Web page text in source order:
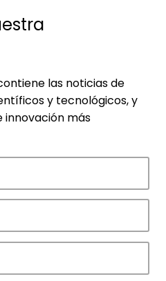
las noticias de
y tecnológicos, y
innovación más